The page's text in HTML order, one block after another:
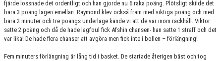
fjärde lossnade det ordentligt och han gjorde nu 6 raka poäng. Plötsligt skilde det
bara 3 poäng lagen emellan. Raymond klev också fram med viktiga poäng och med
bara 2 minuter och tre poängs underläge kände vi att de var inom räckhåll. Viktor
satte 2 poäng och då de hade lagfoul fick Afshin chansen- han satte 1 straff och det
var lika! De hade flera chanser att avgöra men fick inte i bollen – förlängning!
Fem minuters förlängning är lång tid i basket. De startade återigen bäst och tog